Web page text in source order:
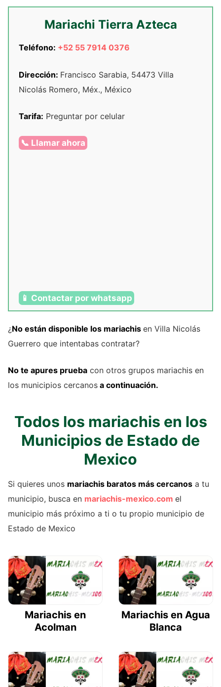
Mariachi Tierra Azteca
Teléfono: +52 55 7914 0376
Dirección: Francisco Sarabia, 54473 Villa
Nicolás Romero, Méx., México
Tarifa: Preguntar por celular
📞 Llamar ahora
📱 Contactar por whatsapp
¿No están disponible los mariachis en Villa Nicolás
Guerrero que intentabas contratar?
No te apures prueba con otros grupos mariachis en
los municipios cercanos a continuación.
Todos los mariachis en los
Municipios de Estado de
Mexico
Si quieres unos mariachis baratos más cercanos a tu
municipio, busca en mariachis-mexico.com el
municipio más próximo a ti o tu propio municipio de
Estado de Mexico
Mariachis en
Acolman
Mariachis en Agua
Blanca